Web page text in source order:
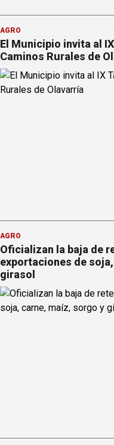
AGRO
El Municipio invita al
Caminos Rurales de
AGRO
Oficializan la baja de
exportaciones de
girasol